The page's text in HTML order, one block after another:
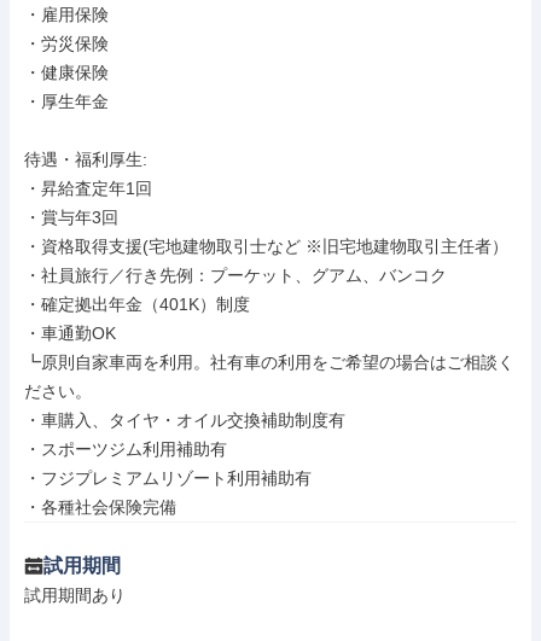
・雇用保険
・労災保険
・健康保険
・厚生年金
待遇・福利厚生:
・昇給査定年1回
・賞与年3回
・資格取得支援(宅地建物取引士など ※旧宅地建物取引主任者）
・社員旅行／行き先例：プーケット、グアム、バンコク
・確定拠出年金（401K）制度
・車通勤OK
┗原則自家車両を利用。社有車の利用をご希望の場合はご相談く
ださい。
・車購入、タイヤ・オイル交換補助制度有
・スポーツジム利用補助有
・フジプレミアムリゾート利用補助有
・各種社会保険完備
試用期間
試用期間あり